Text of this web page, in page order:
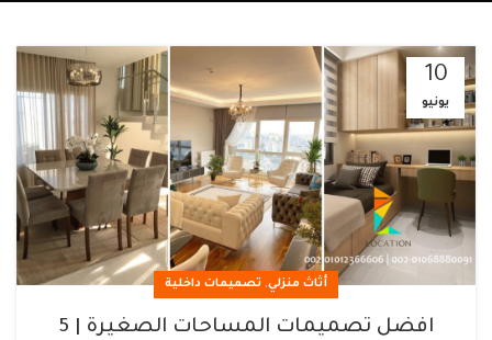
10
يونيو
أثاث منزلي, تصميمات داخلية
افضل تصميمات المساحات الصغيرة | 5